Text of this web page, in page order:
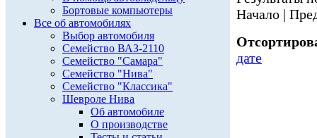
Бортовые компьютеры
Все об автомобилях
Выбор автомобиля
Семейство ВАЗ-2110
Семейство "Самара"
Семейство "Нива"
Семейство "Классика"
Шевроле Нива
Об автомобиле
О производстве
Начало |
дате